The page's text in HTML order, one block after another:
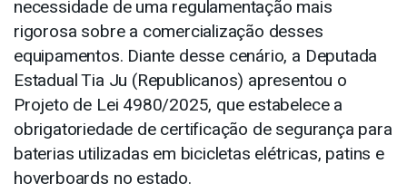
necessidade de uma regulamentação mais
rigorosa sobre a comercialização desses
equipamentos. Diante desse cenário, a Deputada
Estadual Tia Ju (Republicanos) apresentou o
Projeto de Lei 4980/2025, que estabelece a
obrigatoriedade de certificação de segurança para
baterias utilizadas em bicicletas elétricas, patins e
hoverboards no estado.